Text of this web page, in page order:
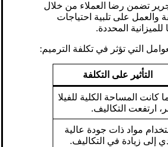
تضمن رضا العملاء من خلال
والعمل على تلبية احتياجات
المحددة.
التي تؤثر في تكلفة الترميم:
التأثير على التكلفة
كانت المساحة الكلية للفيلا
ارتفعت التكاليف.
مواد ذات جودة عالية
إلى زيادة في التكاليف.